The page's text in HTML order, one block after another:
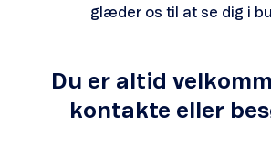
glæder os til at se dig i
Du er altid
kontakte eller